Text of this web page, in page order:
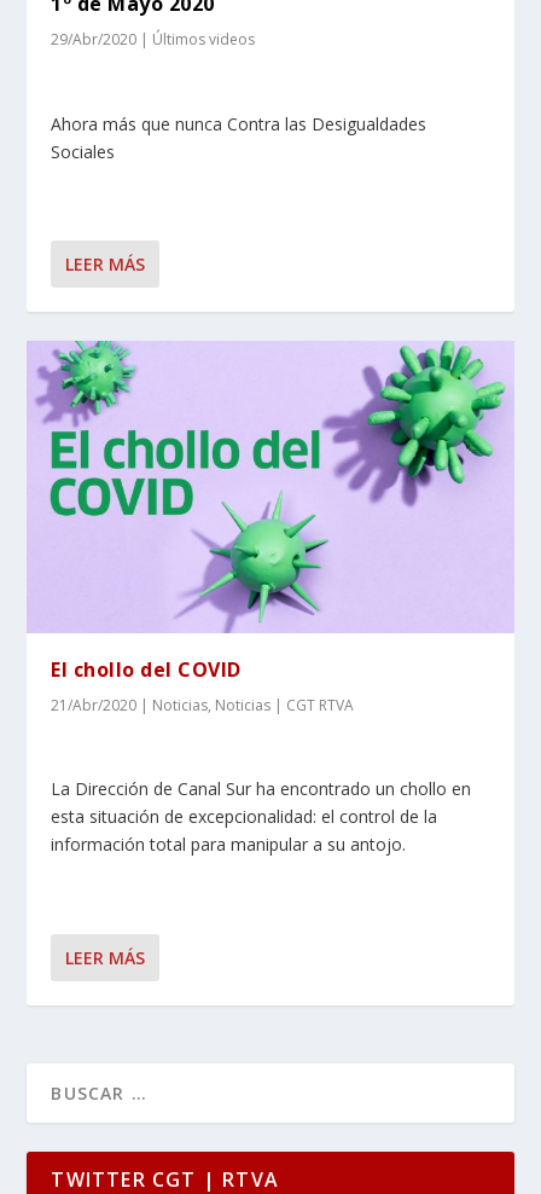
29/Abr/2020 Últimos videos
Ahora más que nunca Contra las Desigualdades
Sociales
LEER MÁS
El chollo del COVID
21/Abr/2020 | Noticias, Noticias | CGT RTVA
La Dirección de Canal Sur ha encontrado un chollo en
esta situación de excepcionalidad: el control de la
información total para manipular a su antojo.
LEER MÁS
TWITTER CGT | RTVA